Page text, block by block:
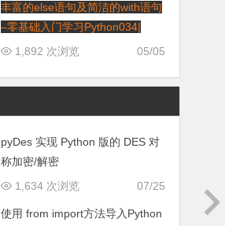
丰富的else语句及简洁的with语句
–零基础入门学习Python034|
05/05
1,892 次浏览
pyDes 实现 Python 版的 DES 对
称加密/解密
07/25
1,634 次浏览
使用 from import方法导入Python